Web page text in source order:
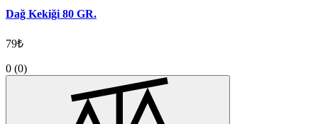
Dağ Kekiği 80 GR.
79₺
0 (0)